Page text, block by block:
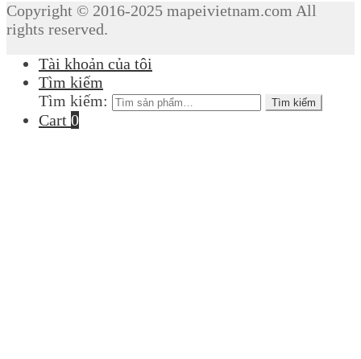
Copyright © 2016-2025 mapeivietnam.com All
rights reserved.
Tài khoản của tôi
Tìm kiếm
Tìm kiếm:
Tìm kiếm
Cart 0